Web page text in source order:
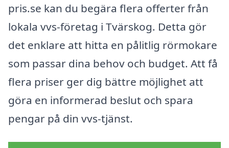
pris.se kan du begära flera offerter från
lokala vvs-företag i Tvärskog. Detta gör
det enklare att hitta en pålitlig rörmokare
som passar dina behov och budget. Att få
flera priser ger dig bättre möjlighet att
göra en informerad beslut och spara
pengar på din vvs-tjänst.